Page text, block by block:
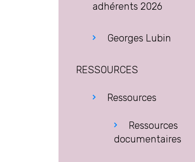
adhérents 2026
Georges Lubin
RESSOURCES
Ressources
Ressources
documentaires